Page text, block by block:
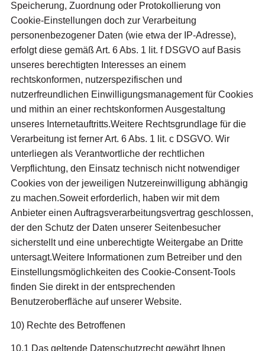
Speicherung, Zuordnung oder Protokollierung von
Cookie-Einstellungen doch zur Verarbeitung
personenbezogener Daten (wie etwa der IP-Adresse),
erfolgt diese gemäß Art. 6 Abs. 1 lit. f DSGVO auf Basis
unseres berechtigten Interesses an einem
rechtskonformen, nutzerspezifischen und
nutzerfreundlichen Einwilligungsmanagement für Cookies
und mithin an einer rechtskonformen Ausgestaltung
unseres Internetauftritts.Weitere Rechtsgrundlage für die
Verarbeitung ist ferner Art. 6 Abs. 1 lit. c DSGVO. Wir
unterliegen als Verantwortliche der rechtlichen
Verpflichtung, den Einsatz technisch nicht notwendiger
Cookies von der jeweiligen Nutzereinwilligung abhängig
zu machen.Soweit erforderlich, haben wir mit dem
Anbieter einen Auftragsverarbeitungsvertrag geschlossen,
der den Schutz der Daten unserer Seitenbesucher
sicherstellt und eine unberechtigte Weitergabe an Dritte
untersagt.Weitere Informationen zum Betreiber und den
Einstellungsmöglichkeiten des Cookie-Consent-Tools
finden Sie direkt in der entsprechenden
Benutzeroberfläche auf unserer Website.
10) Rechte des Betroffenen
10.1 Das geltende Datenschutzrecht gewährt Ihnen